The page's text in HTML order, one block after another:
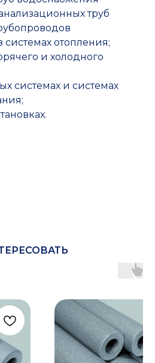
труб
отопления;
и холодного
системах и системах